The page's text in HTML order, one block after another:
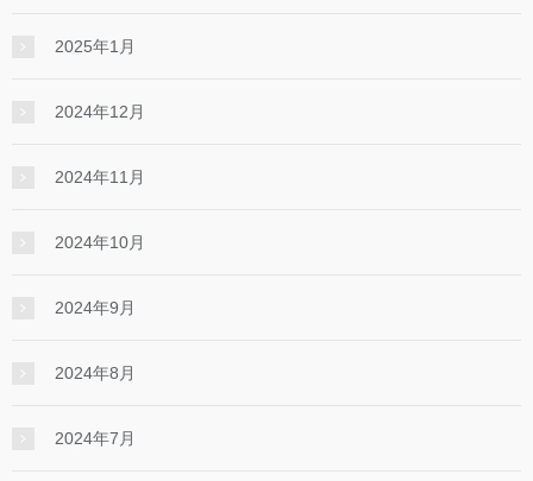
2025年1月
2024年12月
2024年11月
2024年10月
2024年9月
2024年8月
2024年7月